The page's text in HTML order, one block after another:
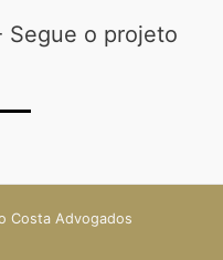
Segue o projeto
Costa Advogados